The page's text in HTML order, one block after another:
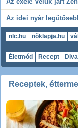
Tech Mobil Média
nlc.hu nőklapja.hu
Életmód Recept
Receptek,